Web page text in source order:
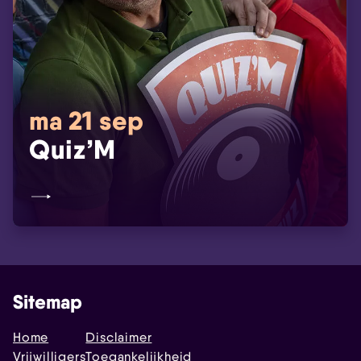
ma 21 sep
Quiz’M
Sitemap
Home
Vrijwilligers
Disclaimer
Toegankelijkheid